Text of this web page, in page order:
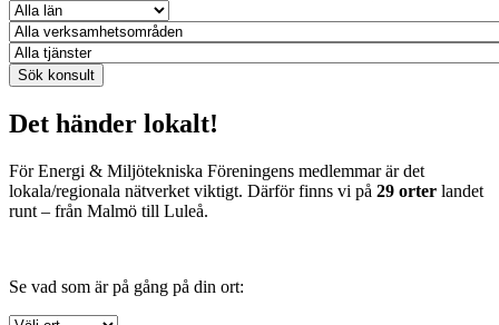
Det händer lokalt!
För Energi & Miljötekniska Föreningens medlemmar är det
lokala/regionala nätverket viktigt. Därför finns vi på 29 orter landet
runt – från Malmö till Luleå.
Se vad som är på gång på din ort: